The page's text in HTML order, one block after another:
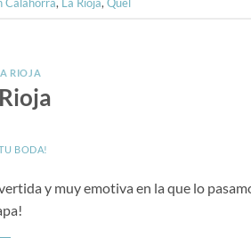
RIOJA
BODA!
y muy emotiva en la que lo